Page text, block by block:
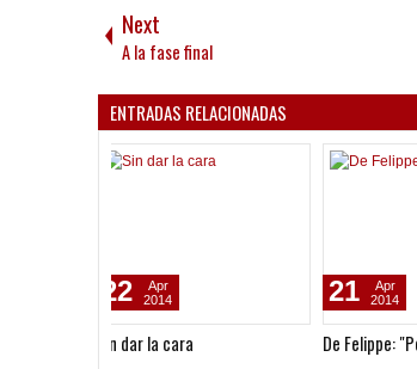
Next
A la fase final
ENTRADAS RELACIONADAS
De Felippe: "Perdimos bien"
21
2014
Acuerdo
14
Feb
2019